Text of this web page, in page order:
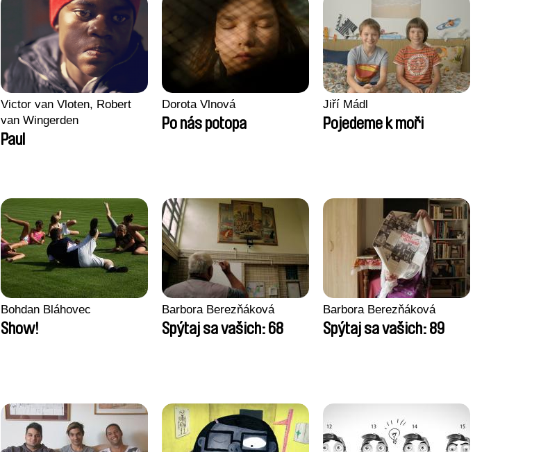
Victor van Vloten, Robert
van Wingerden
Paul
Dorota Vlnová
Po nás potopa
Jiří Mádl
Pojedeme k moři
Bohdan Bláhovec
Show!
Barbora Berezňáková
Spýtaj sa vašich: 68
Barbora Berezňáková
Spýtaj sa vašich: 89